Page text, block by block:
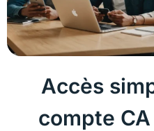
Accès
compte